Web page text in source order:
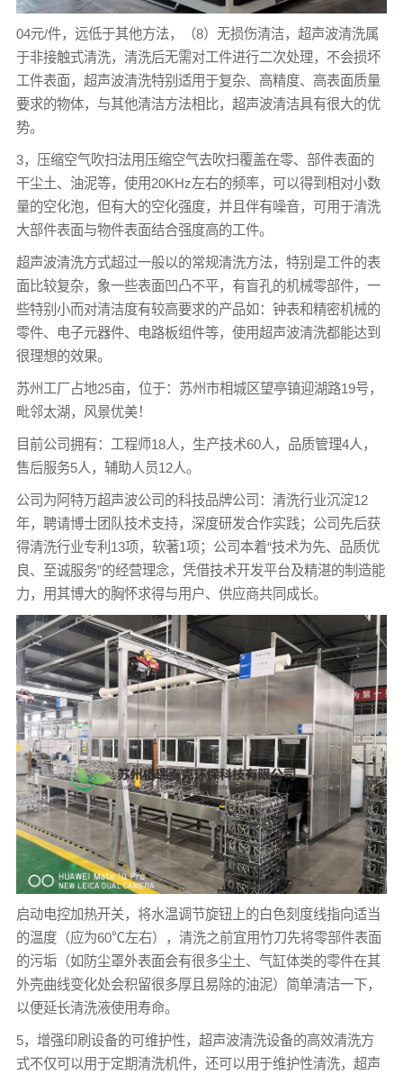
04元/件，远低于其他方法，（8）无损伤清洁，超声波清洗属
于非接触式清洗，清洗后无需对工件进行二次处理，不会损坏
工件表面，超声波清洗特别适用于复杂、高精度、高表面质量
要求的物体，与其他清洁方法相比，超声波清洁具有很大的优
势。
3，压缩空气吹扫法用压缩空气去吹扫覆盖在零、部件表面的
干尘土、油泥等，使用20KHz左右的频率，可以得到相对小数
量的空化泡，但有大的空化强度，并且伴有噪音，可用于清洗
大部件表面与物件表面结合强度高的工件。
超声波清洗方式超过一般以的常规清洗方法，特别是工件的表
面比较复杂，象一些表面凹凸不平，有盲孔的机械零部件，一
些特别小而对清洁度有较高要求的产品如：钟表和精密机械的
零件、电子元器件、电路板组件等，使用超声波清洗都能达到
很理想的效果。
苏州工厂占地25亩，位于：苏州市相城区望亭镇迎湖路19号，
毗邻太湖，风景优美！
目前公司拥有：工程师18人，生产技术60人，品质管理4人，
售后服务5人，辅助人员12人。
公司为阿特万超声波公司的科技品牌公司：清洗行业沉淀12
年，聘请博士团队技术支持，深度研发合作实践；公司先后获
得清洗行业专利13项，软著1项；公司本着“技术为先、品质优
良、至诚服务”的经营理念，凭借技术开发平台及精湛的制造能
力，用其博大的胸怀求得与用户、供应商共同成长。
启动电控加热开关，将水温调节旋钮上的白色刻度线指向适当
的温度（应为60℃左右），清洗之前宜用竹刀先将零部件表面
的污垢（如防尘罩外表面会有很多尘土、气缸体类的零件在其
外壳曲线变化处会积留很多厚且易除的油泥）简单清洁一下，
以便延长清洗液使用寿命。
5，增强印刷设备的可维护性，超声波清洗设备的高效清洗方
式不仅可以用于定期清洗机件，还可以用于维护性清洗，超声